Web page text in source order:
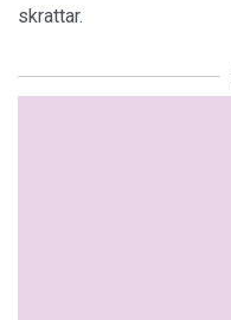
skrattar.